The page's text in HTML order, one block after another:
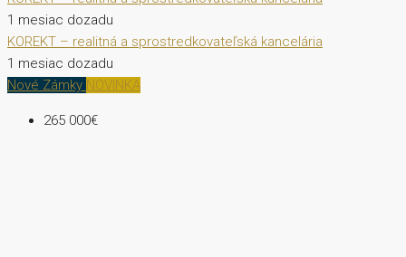
1 mesiac dozadu
KOREKT – realitná a sprostredkovateľská kancelária
1 mesiac dozadu
Nové Zámky NOVINKA
265 000€